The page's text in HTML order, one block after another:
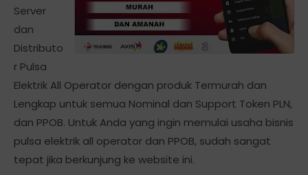
Server
dan
Distributo
r Pulsa
Elektrik All Operator dengan produk Termurah dan
Lengkap untuk semua Nominal dan Support Token PLN,
dan PPOB. Untuk Anda yang ingin memulai usaha bisnis
pulsa elektrik all operator dan PPOB, sudah sangat
tepat jika berkunjung ke website ini.